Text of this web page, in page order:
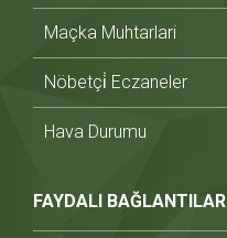
Maçka Muhtarlari
Nöbetçi̇ Eczaneler
Hava Durumu
FAYDALI BAĞLANTILAR